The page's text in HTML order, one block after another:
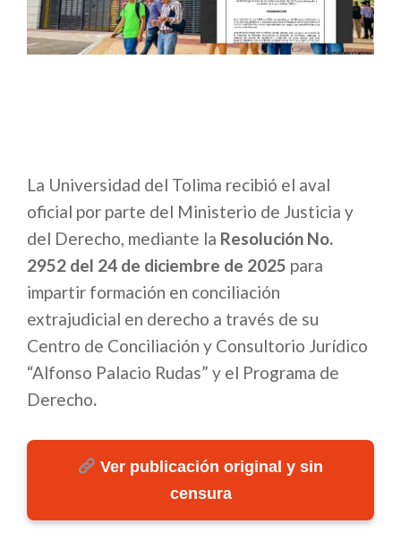
La Universidad del Tolima recibió el aval
oficial por parte del Ministerio de Justicia y
del Derecho, mediante la Resolución No.
2952 del 24 de diciembre de 2025 para
impartir formación en conciliación
extrajudicial en derecho a través de su
Centro de Conciliación y Consultorio Jurídico
“Alfonso Palacio Rudas” y el Programa de
Derecho.
Ver publicación original y sin
censura